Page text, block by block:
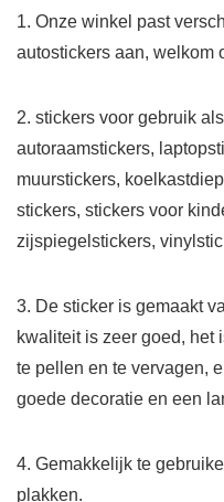
1. Onze winkel past
autostickers aan, welkom
2. stickers voor gebruik
autoraamstickers,
muurstickers,
stickers, stickers voor
zijspiegelstickers,
3. De sticker is gemaakt
kwaliteit is zeer goed, het
te pellen en te vervagen,
goede decoratie en een
4. Gemakkelijk te
plakken.